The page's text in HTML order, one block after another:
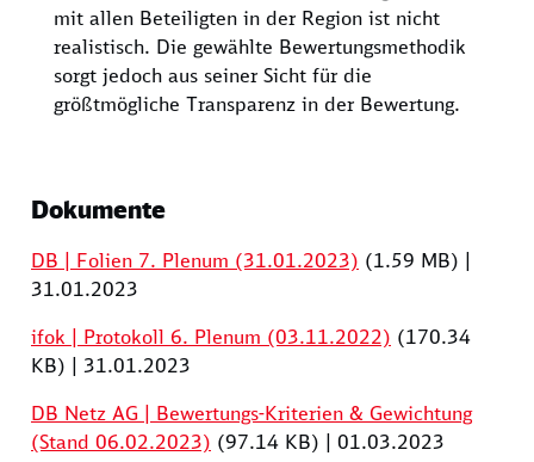
mit allen Beteiligten in der Region ist nicht
realistisch. Die gewählte Bewertungsmethodik
sorgt jedoch aus seiner Sicht für die
größtmögliche Transparenz in der Bewertung.
Dokumente
DB | Folien 7. Plenum (31.01.2023) (1.59 MB)
31.01.2023
ifok | Protokoll 6. Plenum (03.11.2022) (170.34
KB)
31.01.2023
DB Netz AG | Bewertungs-Kriterien & Gewichtung
(Stand 06.02.2023) (97.14 KB)
01.03.2023